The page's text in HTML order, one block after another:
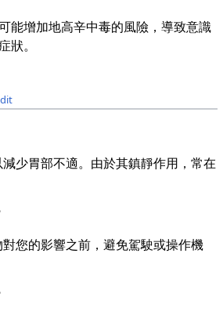
能增加地高辛中毒的風險，導致意識
狀。
少胃部不適。由於其鎮靜作用，常在
您的影響之前，避免駕駛或操作機